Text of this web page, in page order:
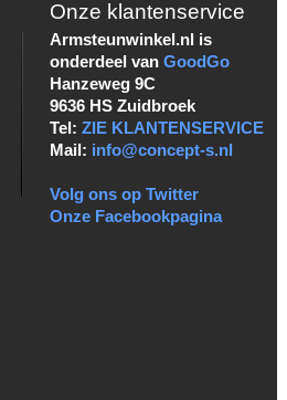
Onze klantenservice
Armsteunwinkel.nl is
onderdeel van GoodGo
Hanzeweg 9C
9636 HS Zuidbroek
Tel: ZIE KLANTENSERVICE
Mail: info@concept-s.nl
Volg ons op Twitter
Onze Facebookpagina